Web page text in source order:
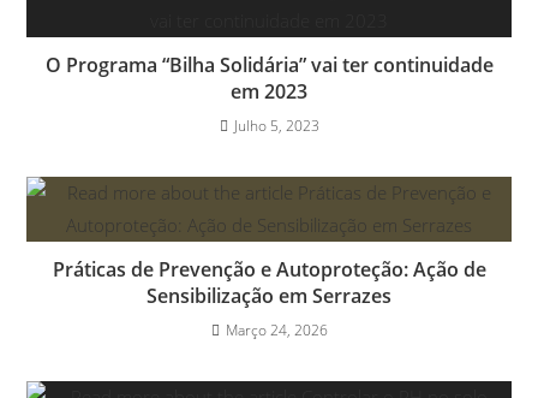
O Programa “Bilha Solidária” vai ter continuidade
em 2023
Julho 5, 2023
Práticas de Prevenção e Autoproteção: Ação de
Sensibilização em Serrazes
Março 24, 2026